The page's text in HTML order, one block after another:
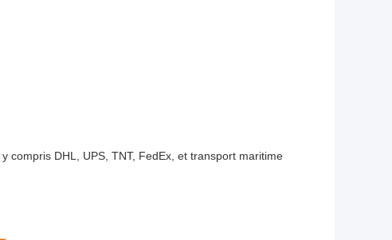
compris DHL, UPS, TNT, FedEx, et transport maritime